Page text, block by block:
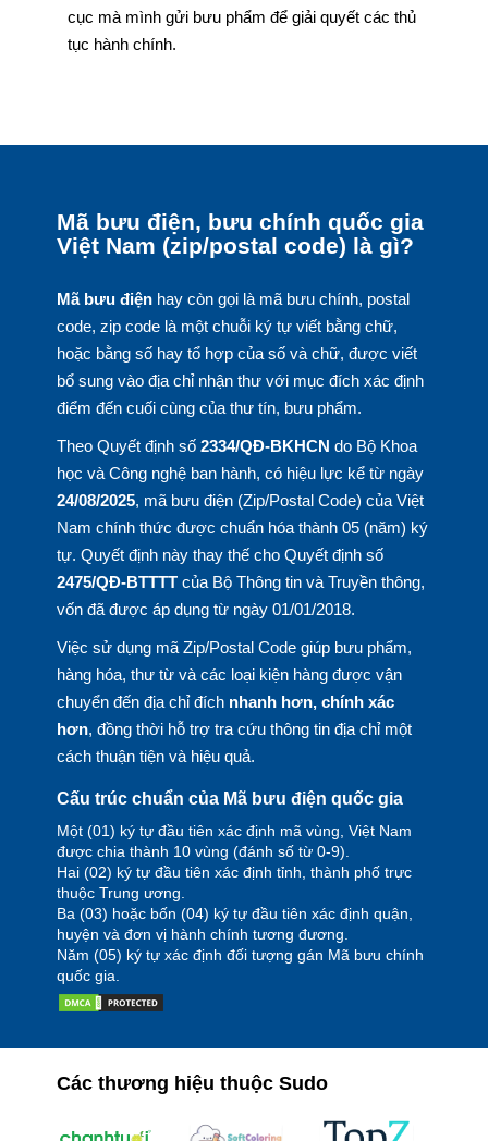
cục mà mình gửi bưu phẩm để giải quyết các thủ
tục hành chính.
Mã bưu điện, bưu chính quốc gia
Việt Nam (zip/postal code) là gì?
Mã bưu điệnhay còn gọi là mã bưu chính, postal
code, zip code là một chuỗi ký tự viết bằng chữ,
hoặc bằng số hay tổ hợp của số và chữ, được viết
bổ sung vào địa chỉ nhận thư với mục đích xác định
điểm đến cuối cùng của thư tín, bưu phẩm.
Theo Quyết định số 2334/QĐ-BKHCN do Bộ Khoa
học và Công nghệ ban hành, có hiệu lực kể từ ngày
24/08/2025, mã bưu điện (Zip/Postal Code) của Việt
Nam chính thức được chuẩn hóa thành 05 (năm) ký
tự. Quyết định này thay thế cho Quyết định số
2475/QĐ-BTTTTcủa Bộ Thông tin và Truyền thông,
vốn đã được áp dụng từ ngày 01/01/2018.
Việc sử dụng mã Zip/Postal Code giúp bưu phẩm,
hàng hóa, thư từ và các loại kiện hàng được vận
chuyển đến địa chỉ đích nhanh hơn, chính xác
hơn, đồng thời hỗ trợ tra cứu thông tin địa chỉ một
cách thuận tiện và hiệu quả.
Cấu trúc chuẩn của Mã bưu điện quốc gia
Một (01) ký tự đầu tiên xác định mã vùng, Việt Nam
được chia thành 10 vùng (đánh số từ 0-9).
Hai (02) ký tự đầu tiên xác định tỉnh, thành phố trực
thuộc Trung ương.
Ba (03) hoặc bốn (04) ký tự đầu tiên xác định quận,
huyện và đơn vị hành chính tương đương.
Năm (05) ký tự xác định đối tượng gán Mã bưu chính
quốc gia.
Các thương hiệu thuộc Sudo